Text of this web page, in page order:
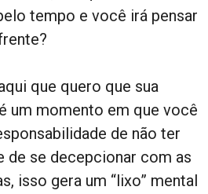
tempo e você irá pensar
que quero que sua
um momento em que você
de não ter
de se decepcionar com as
isso gera um “lixo” mental